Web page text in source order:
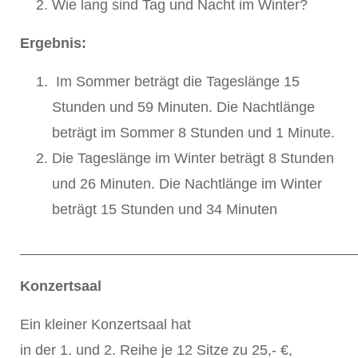
Wie lang sind Tag und Nacht im Winter?
Ergebnis:
Im Sommer beträgt die Tageslänge 15
Stunden und 59 Minuten. Die Nachtlänge
beträgt im Sommer 8 Stunden und 1 Minute.
Die Tageslänge im Winter beträgt 8 Stunden
und 26 Minuten. Die Nachtlänge im Winter
beträgt 15 Stunden und 34 Minuten
Konzertsaal
Ein kleiner Konzertsaal hat
in der 1. und 2. Reihe je 12 Sitze zu 25,- €,